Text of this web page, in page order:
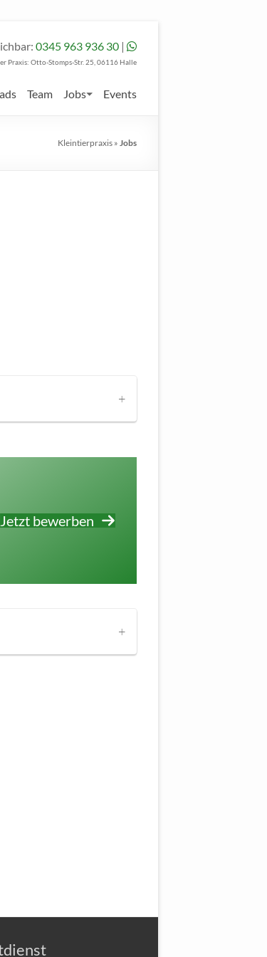
0345 963 936 30 |
Praxis: Otto-Stomps-Str. 25, 06116 Halle
Team Jobs Events
Kleintierpraxis » Jobs
Jetzt bewerben